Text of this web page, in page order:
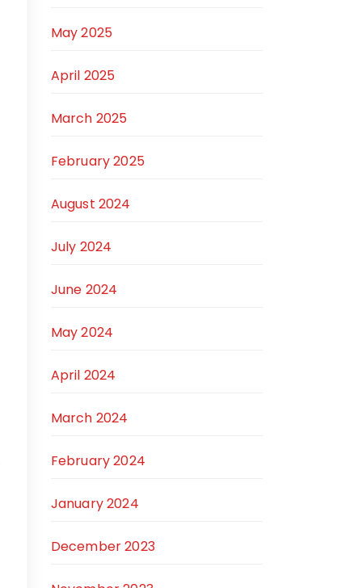
May 2025
April 2025
March 2025
February 2025
August 2024
July 2024
June 2024
May 2024
April 2024
March 2024
February 2024
January 2024
December 2023